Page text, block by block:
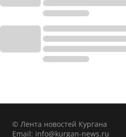
© Лента новостей Кургана
Email: info@kurgan-news.ru